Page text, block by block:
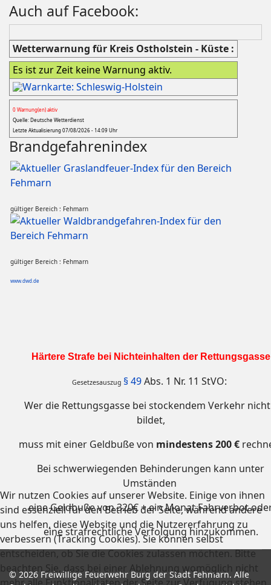
Auch auf Facebook:
Wetterwarnung für Kreis Ostholstein - Küste :
Es ist zur Zeit keine Warnung aktiv.
0 Warnung(en) aktiv
Quelle: Deutsche Wetterdienst
Letzte Aktualisierung 07/08/2026 - 14:09 Uhr
Brandgefahrenindex
gültiger Bereich : Fehmarn
gültiger Bereich : Fehmarn
www.dwd.de
Härtere Strafe bei Nichteinhalten der Rettungsgasse
Gesetzesauszug § 49Abs. 1 Nr. 11 StVO:
Wer die Rettungsgasse bei stockendem Verkehr
bildet,
muss mit einer Geldbuße von mindestens 200 €
Bei schwerwiegenden Behinderungen kann unter
Umständen
eine Geldbuße von 320€ + ein Monat Fahrverbot
eine strafrechtliche Verfolgung hinzukommen.
© 2026 Freiwillige Feuerwehr Burg der Stadt Fehmarn. Alle
Wir nutzen Cookies auf unserer Website. Einige von ihnen
sind essenziell für den Betrieb der Seite, während andere
uns helfen, diese Website und die Nutzererfahrung zu
verbessern (Tracking Cookies). Sie können selbst
entscheiden, ob Sie die Cookies zulassen möchten. Bitte
beachten Sie, dass bei einer Ablehnung womöglich nicht